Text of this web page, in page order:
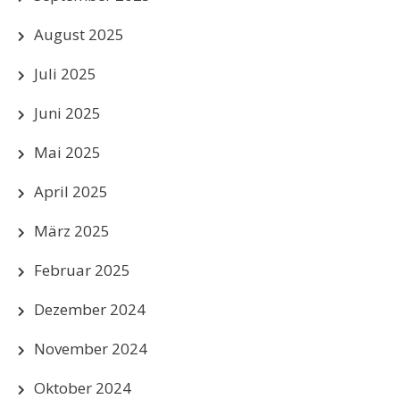
August 2025
Juli 2025
Juni 2025
Mai 2025
April 2025
März 2025
Februar 2025
Dezember 2024
November 2024
Oktober 2024